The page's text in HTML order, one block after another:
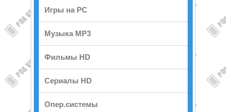
Игры на PC
Музыка MP3
Фильмы HD
Сериалы HD
Опер.системы